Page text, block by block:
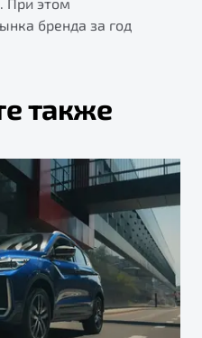
бренда за год
также